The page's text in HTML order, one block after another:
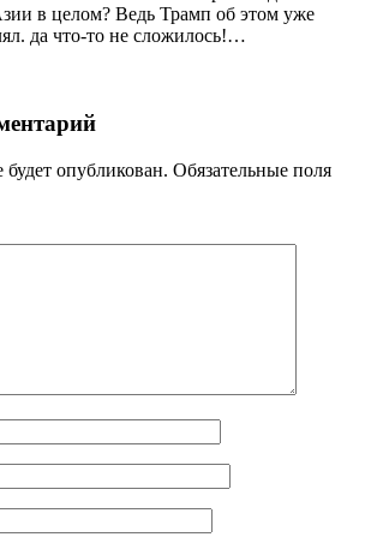
в целом? Ведь Трамп об этом уже
да что-то не сложилось!…
опубликован. Обязательные поля